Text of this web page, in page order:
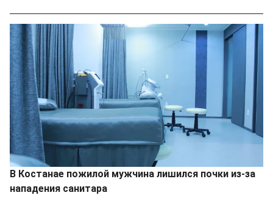
В Костанае пожилой мужчина лишился почки из-за
нападения санитара